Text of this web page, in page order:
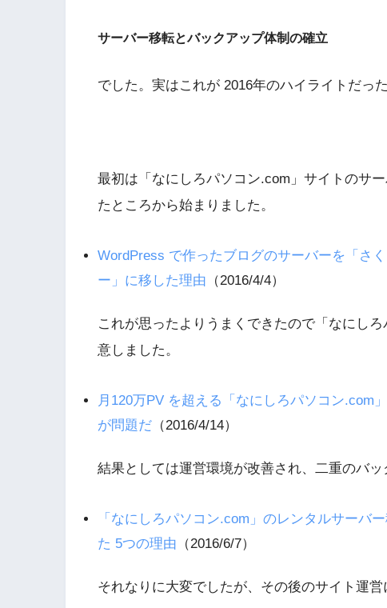
サーバー移転とバックアップ体制の確立
でした。実はこれが 2016年のハイライトだっ
最初は「なにしろパソコン.com」サイトのサ
たところから始まりました。
WordPress で作ったブログのサーバーを「さ
ー」に移した理由 （2016/4/4）
これが思ったよりうまくできたので「なにし
意しました。
月120万PV を超える「なにしろパソコン.com
が問題だ （2016/4/14）
結果としては運営環境が改善され、二重のバッ
「なにしろパソコン.com」のレンタルサーバ
た 5つの理由 （2016/6/7）
それなりに大変でしたが、その後のサイト運営